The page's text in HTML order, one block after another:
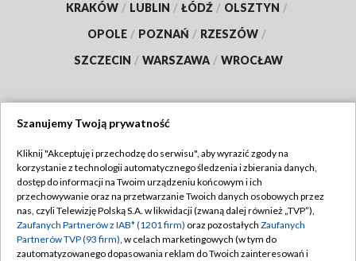
KRAKÓW / LUBLIN / ŁÓDŹ / OLSZTYN /
OPOLE / POZNAŃ / RZESZÓW /
SZCZECIN / WARSZAWA / WROCŁAW
TVP
Abonament TVP
Emisja w TVP
Centrum informacji TVP
Regulamin TVP
Polityka prywatności
Moje zgody
Szanujemy Twoją prywatność
Kliknij "Akceptuję i przechodzę do serwisu", aby wyrazić zgody na
korzystanie z technologii automatycznego śledzenia i zbierania danych,
dostęp do informacji na Twoim urządzeniu końcowym i ich
przechowywanie oraz na przetwarzanie Twoich danych osobowych przez
nas, czyli Telewizję Polską S.A. w likwidacji (zwaną dalej również „TVP”),
Zaufanych Partnerów z IAB* (1201 firm) oraz pozostałych Zaufanych
Partnerów TVP (93 firm), w celach marketingowych (w tym do
zautomatyzowanego dopasowania reklam do Twoich zainteresowań i